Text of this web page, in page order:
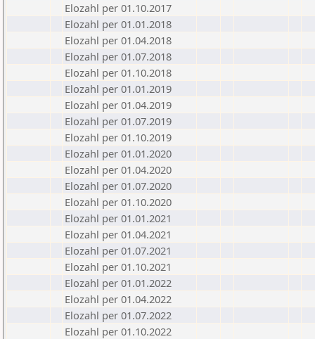
Elozahl per 01.10.2017
Elozahl per 01.01.2018
Elozahl per 01.04.2018
Elozahl per 01.07.2018
Elozahl per 01.10.2018
Elozahl per 01.01.2019
Elozahl per 01.04.2019
Elozahl per 01.07.2019
Elozahl per 01.10.2019
Elozahl per 01.01.2020
Elozahl per 01.04.2020
Elozahl per 01.07.2020
Elozahl per 01.10.2020
Elozahl per 01.01.2021
Elozahl per 01.04.2021
Elozahl per 01.07.2021
Elozahl per 01.10.2021
Elozahl per 01.01.2022
Elozahl per 01.04.2022
Elozahl per 01.07.2022
Elozahl per 01.10.2022